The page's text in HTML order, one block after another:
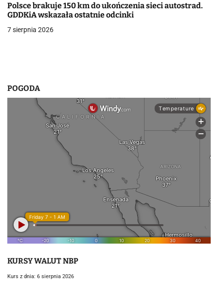
i
s
Polsce brakuje 150 km do ukończenia sieci autostrad.
GDDKiA wskazała ostatnie odcinki
7 sierpnia 2026
POGODA
KURSY WALUT NBP
Kurs z dnia: 6 sierpnia 2026